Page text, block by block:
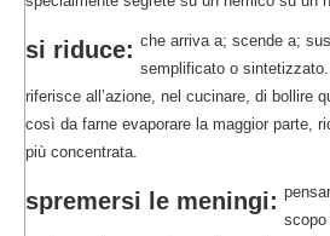
si riduce: che arriva a; scende a;
semplificato o
riferisce all’azione, nel cucinare, di bollire
così da farne evaporare la maggior parte,
più concentrata.
spremersi le meningi:
scopo